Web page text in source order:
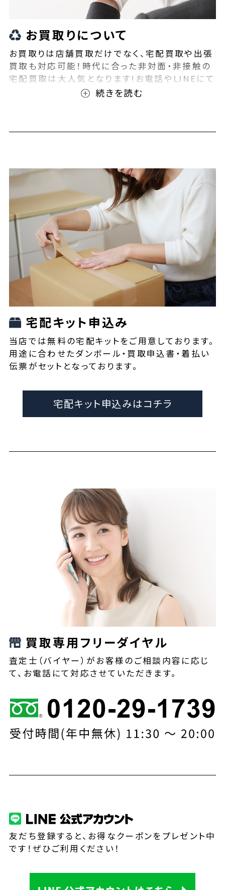
お買取りについて
お買取りは店舗買取だけでなく、宅配買取や出張
買取も対応可能！時代に合った非対面・非接触の
宅配買取は大人気となります!お電話やLINEにて
事前査定が可能となっております！また無料の宅
宅配キット申込み
当店では無料の宅配キットをご用意しております。
用途に合わせたダンボール・買取申込書・着払い
伝票がセットとなっております。
宅配キット申込みはコチラ
買取専用フリーダイヤル
査定士（バイヤー）がお客様のご相談内容に応じ
て、お電話にて対応させていただきます。
友だち登録すると、お得なクーポンをプレゼント中
です！ぜひご利用ください！